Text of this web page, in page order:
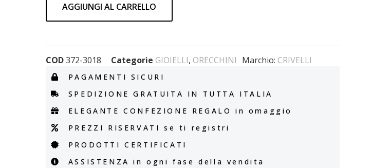
AGGIUNGI AL CARRELLO
COD372-3018 Categorie GIOIELLI, ORECCHINI Marchio: CRIVELLI
PAGAMENTI SICURI
SPEDIZIONE GRATUITA IN TUTTA ITALIA
ELEGANTE CONFEZIONE REGALO in omaggio
PREZZI RISERVATI se ti registri
PRODOTTI CERTIFICATI
ASSISTENZA in ogni fase della vendita